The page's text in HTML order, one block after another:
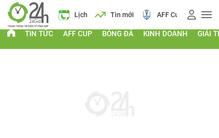
Lịch Tin mới AFF Cup Điểm chuẩn 2026
TIN TỨC AFF CUP BÓNG ĐÁ KINH DOANH GIẢI